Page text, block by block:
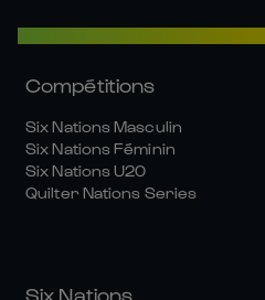
Compétitions
Six Nations Masculin
Six Nations Féminin
Six Nations U20
Quilter Nations Series
Six Nations